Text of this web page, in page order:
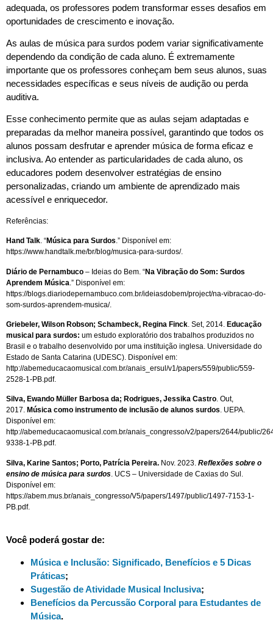
adequada, os professores podem transformar esses desafios em
oportunidades de crescimento e inovação.
As aulas de música para surdos podem variar significativamente
dependendo da condição de cada aluno. É extremamente
importante que os professores conheçam bem seus alunos, suas
necessidades específicas e seus níveis de audição ou perda
auditiva.
Esse conhecimento permite que as aulas sejam adaptadas e
preparadas da melhor maneira possível, garantindo que todos os
alunos possam desfrutar e aprender música de forma eficaz e
inclusiva. Ao entender as particularidades de cada aluno, os
educadores podem desenvolver estratégias de ensino
personalizadas, criando um ambiente de aprendizado mais
acessível e enriquecedor.
Referências:
Hand Talk. “Música para Surdos.” Disponível em:
https://www.handtalk.me/br/blog/musica-para-surdos/.
Diário de Pernambuco – Ideias do Bem. “Na Vibração do Som: Surdos
Aprendem Música .” Disponível em:
https://blogs.diariodepernambuco.com.br/ideiasdobem/project/na-vibracao-do-
som-surdos-aprendem-musica/.
Griebeler, Wilson Robson; Schambeck, Regina Finck. Set, 2014. Educação
musical para surdos: um estudo exploratório dos trabalhos produzidos no
Brasil e o trabalho desenvolvido por uma instituição inglesa. Universidade do
Estado de Santa Catarina (UDESC). Disponível em:
http://abemeducacaomusical.com.br/anais_ersul/v1/papers/559/public/559-
2528-1-PB.pdf.
Silva, Ewando Müller Barbosa da; Rodrigues, Jessika Castro. Out,
2017. Música como instrumento de inclusão de alunos surdos. UEPA.
Disponível em:
http://abemeducacaomusical.com.br/anais_congresso/v2/papers/2644/public/
9338-1-PB.pdf.
Silva, Karine Santos; Porto, Patrícia Pereira. Nov. 2023. Reflexões sobre o
ensino de música para surdos. UCS – Universidade de Caxias do Sul.
Disponível em:
https://abem.mus.br/anais_congresso/V5/papers/1497/public/1497-7153-1-
PB.pdf.
Você poderá gostar de:
Música e Inclusão: Significado, Benefícios e 5 Dicas
Práticas;
Sugestão de Atividade Musical Inclusiva;
Benefícios da Percussão Corporal para Estudantes de
Música.